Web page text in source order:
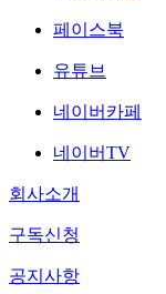
페이스북
유튜브
네이버카페
네이버TV
회사소개
구독신청
공지사항